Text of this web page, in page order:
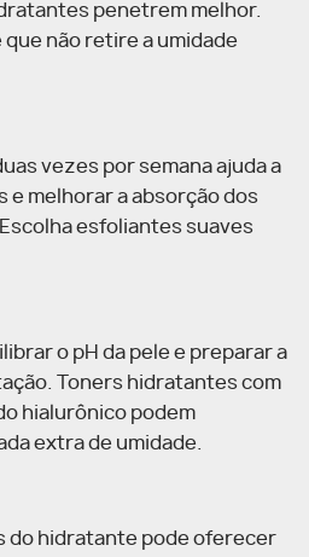
penetrem melhor.
que não retire a umidade
vezes por semana ajuda a
e melhorar a absorção dos
esfoliantes suaves
o pH da pele e preparar a
Toners hidratantes com
hialurônico podem
extra de umidade.
do hidratante pode oferecer